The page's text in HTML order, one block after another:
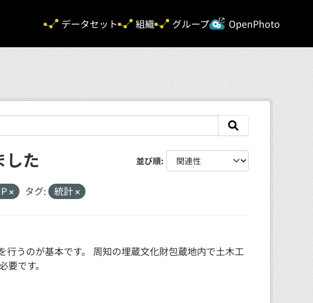
データセット
組織 グループ OpenPhoto
並び順
した
タグ: 統計
うのが基本です。 周知の埋蔵文化財包蔵地内で土木工
です。